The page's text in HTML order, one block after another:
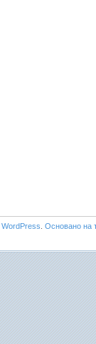
WordPress Основано на